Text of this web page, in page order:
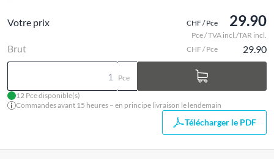
Votre prix CHF / Pce 29.90
Pce / TVA incl./TAR incl.
Brut CHF / Pce 29.90
Pce
12 Pce disponible(s)
Commandes avant 15 heures – en principe livraison le lendemain
Télécharger le PDF